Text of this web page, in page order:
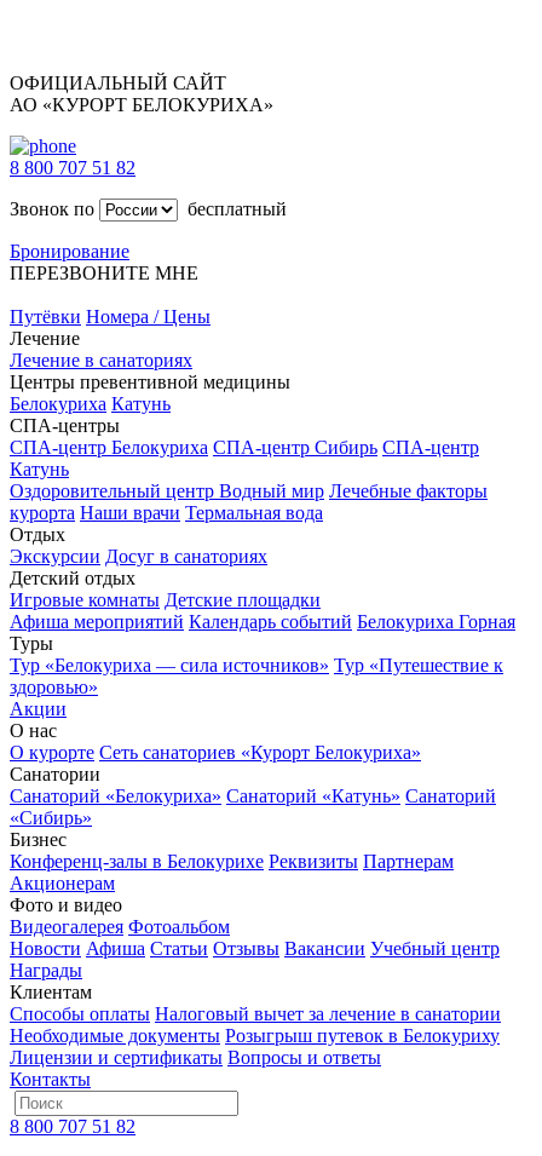
ОФИЦИАЛЬНЫЙ САЙТ
АО «КУРОРТ БЕЛОКУРИХА»
8 800 707 51 82
Звонок по
бесплатный
Бронирование
ПЕРЕЗВОНИТЕ МНЕ
Путёвки Номера / Цены
Лечение
Лечение в санаториях
Центры превентивной медицины
Белокуриха Катунь
СПА-центры
СПА-центр Белокуриха СПА-центр Сибирь СПА-центр
Катунь
Оздоровительный центр Водный мир Лечебные факторы
курорта Наши врачи Термальная вода
Отдых
Экскурсии Досуг в санаториях
Детский отдых
Игровые комнаты Детские площадки
Афиша мероприятий Календарь событий Белокуриха Горная
Туры
Тур «Белокуриха — сила источников» Тур «Путешествие к
здоровью»
Акции
О нас
О курорте Сеть санаториев «Курорт Белокуриха»
Санатории
Санаторий «Белокуриха» Санаторий «Катунь» Санаторий
«Сибирь»
Бизнес
Конференц-залы в Белокурихе Реквизиты Партнерам
Акционерам
Фото и видео
Видеогалерея Фотоальбом
Новости Афиша Статьи Отзывы Вакансии Учебный центр
Награды
Клиентам
Способы оплаты Налоговый вычет за лечение в санатории
Необходимые документы Розыгрыш путевок в Белокуриху
Лицензии и сертификаты Вопросы и ответы
Контакты
8 800 707 51 82